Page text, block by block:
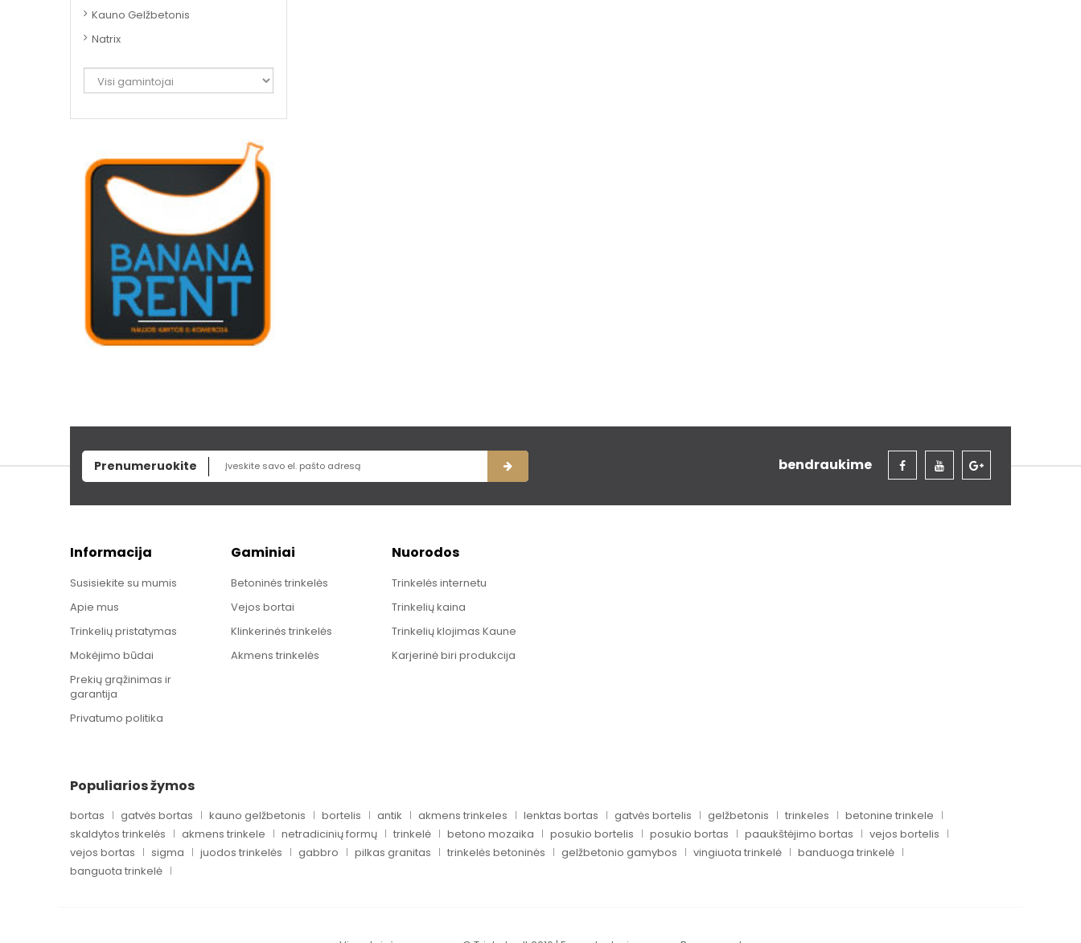
Kauno Gelžbetonis
Natrix
Prenumeruokite bendraukime
Informacija
Susisiekite su mumis
Apie mus
Trinkelių pristatymas
Mokėjimo būdai
Prekių grąžinimas ir
garantija
Privatumo politika
Gaminiai
Betoninės trinkelės
Vejos bortai
Klinkerinės trinkelės
Akmens trinkelės
Nuorodos
Trinkelės internetu
Trinkelių kaina
Trinkelių klojimas Kaune
Karjerinė biri produkcija
Populiarios žymos
bortas gatvės bortas kauno gelžbetonis bortelis antik akmens trinkeles lenktas bortas gatvės bortelis gelžbetonis trinkeles
betonine trinkele
skaldytos trinkelės
akmens trinkele netradicinių formų trinkelė betono mozaika posukio bortelis posukio bortas paaukštėjimo bortas
vejos bortelis
vejos bortas
sigma juodos trinkelės gabbro pilkas granitas trinkelės betoninės gelžbetonio gamybos vingiuota trinkelė
banduoga trinkelė
banguota trinkelė